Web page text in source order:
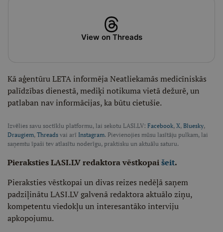
View on Threads
Kā aģentūru LETA informēja Neatliekamās medicīniskās
palīdzības dienestā, mediķi notikuma vietā dežurē, un
patlaban nav informācijas, ka būtu cietušie.
Izvēlies savu soctīklu platformu, lai sekotu LASI.LV: Facebook, X, Bluesky,
Draugiem, Threads vai arī Instagram. Pievienojies mūsu lasītāju pulkam, lai
saņemtu īpaši tev atlasītu noderīgu, praktisku un aktuālu saturu.
Pieraksties LASI.LV redaktora vēstkopaišeit.
Pieraksties vēstkopai un divas reizes nedēļā saņem
padziļinātu LASI.LV galvenā redaktora aktuālo ziņu,
kompetentu viedokļu un interesantāko interviju
apkopojumu.